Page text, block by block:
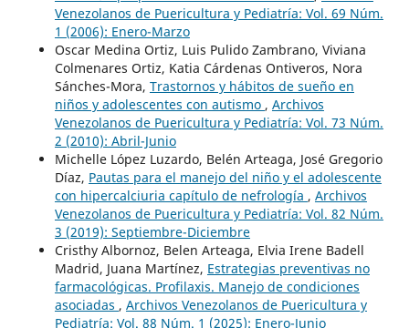
Venezolanos de Puericultura y Pediatría: Vol. 69 Núm.
1 (2006): Enero-Marzo
Oscar Medina Ortiz, Luis Pulido Zambrano, Viviana
Colmenares Ortiz, Katia Cárdenas Ontiveros, Nora
Sánches-Mora, Trastornos y hábitos de sueño en
niños y adolescentes con autismo , Archivos
Venezolanos de Puericultura y Pediatría: Vol. 73 Núm.
2 (2010): Abril-Junio
Michelle López Luzardo, Belén Arteaga, José Gregorio
Díaz, Pautas para el manejo del niño y el adolescente
con hipercalciuria capítulo de nefrología , Archivos
Venezolanos de Puericultura y Pediatría: Vol. 82 Núm.
3 (2019): Septiembre-Diciembre
Cristhy Albornoz, Belen Arteaga, Elvia Irene Badell
Madrid, Juana Martínez, Estrategias preventivas no
farmacológicas. Profilaxis. Manejo de condiciones
asociadas , Archivos Venezolanos de Puericultura y
Pediatría: Vol. 88 Núm. 1 (2025): Enero-Junio